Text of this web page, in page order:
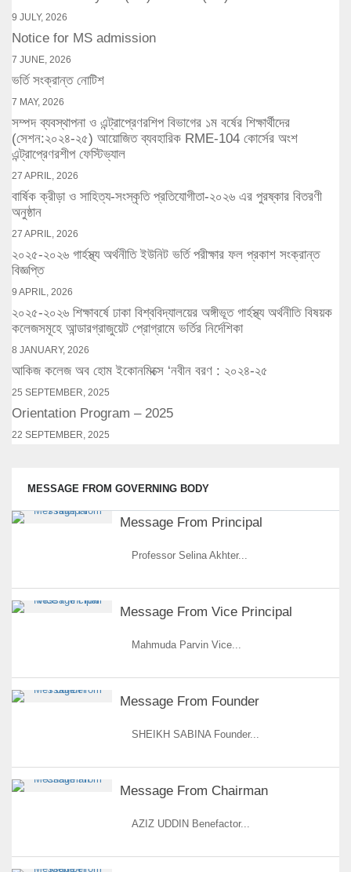
9 JULY, 2026
Notice for MS admission
7 JUNE, 2026
ভর্তি সংক্রান্ত নোটিশ
7 MAY, 2026
সম্পদ ব্যবস্থাপনা ও এন্ট্রাপ্রেণরশিপ বিভাগের ১ম বর্ষের শিক্ষার্থীদের
(সেশন:২০২৪-২৫) আয়োজিত ব্যবহারিক RME-104 কোর্সের অংশ
এন্ট্রাপ্রেণরশীপ ফেস্টিভ্যাল
27 APRIL, 2026
বার্ষিক ক্রীড়া ও সাহিত্য-সংস্কৃতি প্রতিযোগীতা-২০২৬ এর পুরষ্কার বিতরণী
অনুষ্ঠান
27 APRIL, 2026
২০২৫-২০২৬ গার্হস্থ্য অর্থনীতি ইউনিট ভর্তি পরীক্ষার ফল প্রকাশ সংক্রান্ত
বিজ্ঞপ্তি
9 APRIL, 2026
২০২৫-২০২৬ শিক্ষাবর্ষে ঢাকা বিশ্ববিদ্যালয়ের অঙ্গীভূত গার্হস্থ্য অর্থনীতি বিষয়ক
কলেজসমূহে আন্ডারগ্রাজুয়েট প্রোগ্রামে ভর্তির নির্দেশিকা
8 JANUARY, 2026
আকিজ কলেজ অব হোম ইকোনমিক্সে ‘নবীন বরণ : ২০২৪-২৫
25 SEPTEMBER, 2025
Orientation Program – 2025
22 SEPTEMBER, 2025
MESSAGE FROM GOVERNING BODY
Message From Principal
Professor Selina Akhter...
Message From Vice Principal
Mahmuda Parvin Vice...
Message From Founder
SHEIKH SABINA Founder...
Message From Chairman
AZIZ UDDIN Benefactor...